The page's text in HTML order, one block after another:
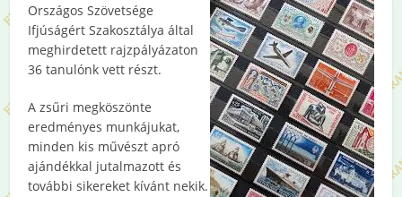
Országos Szövetsége
Ifjúságért Szakosztálya által
meghirdetett rajzpályázaton
36 tanulónk vett részt.
A zsűri megköszönte
eredményes munkájukat,
minden kis művészt apró
ajándékkal jutalmazott és
további sikereket kívánt nekik.